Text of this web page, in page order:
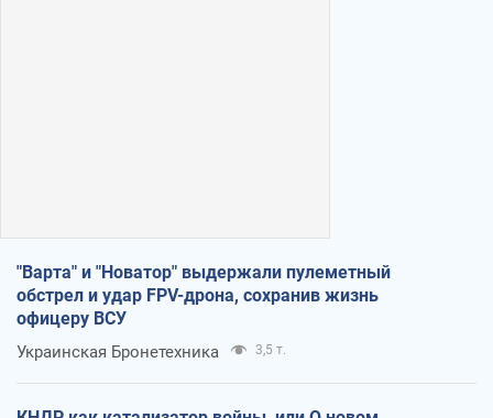
"Варта" и "Новатор" выдержали пулеметный
обстрел и удар FPV-дрона, сохранив жизнь
офицеру ВСУ
Украинская Бронетехника 3,5 т.